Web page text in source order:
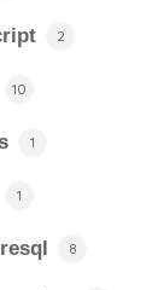
2
10
1
1
8